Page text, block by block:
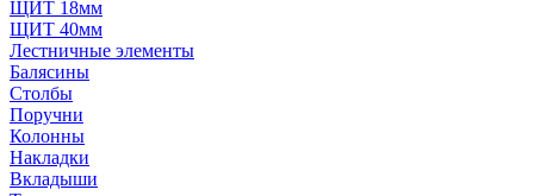
ЩИТ 18мм
ЩИТ 40мм
Лестничные элементы
Балясины
Столбы
Поручни
Колонны
Накладки
Вкладыши